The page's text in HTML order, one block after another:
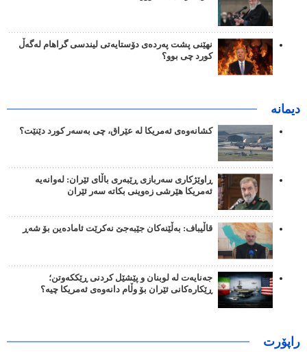
نهێنی پشت پەردەی دۆستایەتی لیندسی گراهام لەگەڵ
کورد چی بوو؟
دیمانە
کشانەوەی ئەمریکا لە عێراق، چی بەسەر کورد دێنێت؟
ڕاوێژکاری سەربازی ڕێبەری باڵای ئێران: لەوانەیە
ئەمریکا هێرشی زەوینی بکاتە سەر ئێران
قاڵیباف: بەڵێنەکان جێبەجێ نەکرێت ئامادەین بۆ شەڕ
جەنایەت لە لوبنان و پێشێل کردنی ڕێککەوتن؛
ڕێکارەکانی ئێران بۆ وڵام دانەوەی ئەمریکا چیە؟
راپۆرت